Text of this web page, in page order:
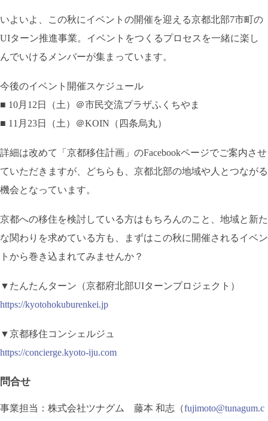
いよいよ、この秋にイベントの開催を迎える京都北部7市町の
UIターン推進事業。イベントをつくるプロセスを一緒に楽し
んでいけるメンバーが集まっています。
今後のイベント開催スケジュール
■ 10月12日（土）＠市民交流プラザふくちやま
■ 11月23日（土）＠KOIN（四条烏丸）
詳細は改めて「京都移住計画」のFacebookページでご案内させ
ていただきますが、どちらも、京都北部の地域や人とつながる
機会となっています。
京都への移住を検討している方はもちろんのこと、地域と新た
な関わりを求めている方も、まずはこの秋に開催されるイベン
トから巻き込まれてみませんか？
▼たんたんターン（京都府北部UIターンプロジェクト）
https://kyotohokuburenkei.jp
▼京都移住コンシェルジュ
https://concierge.kyoto-iju.com
問合せ
事業担当：株式会社ツナグム 藤本 和志（fujimoto@tunagum.c